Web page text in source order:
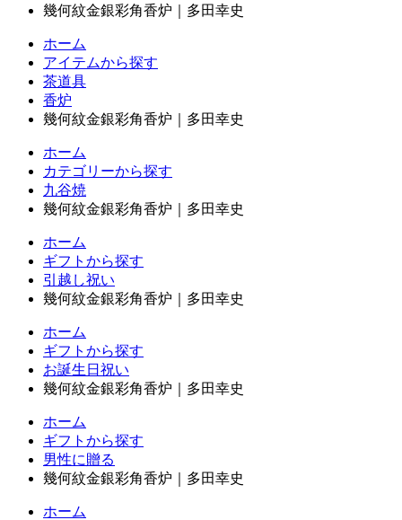
幾何紋金銀彩角香炉｜多田幸史
ホーム
アイテムから探す
茶道具
香炉
幾何紋金銀彩角香炉｜多田幸史
ホーム
カテゴリーから探す
九谷焼
幾何紋金銀彩角香炉｜多田幸史
ホーム
ギフトから探す
引越し祝い
幾何紋金銀彩角香炉｜多田幸史
ホーム
ギフトから探す
お誕生日祝い
幾何紋金銀彩角香炉｜多田幸史
ホーム
ギフトから探す
男性に贈る
幾何紋金銀彩角香炉｜多田幸史
ホーム